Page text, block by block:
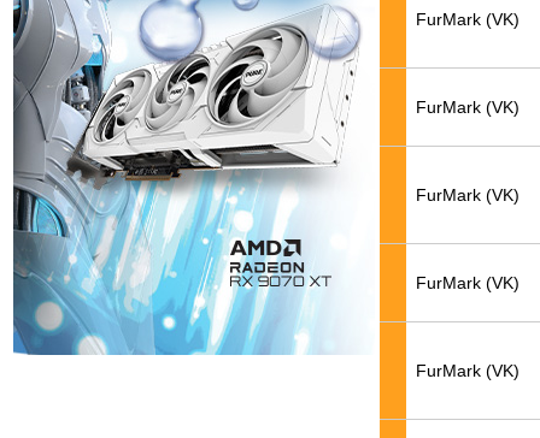
FurMark (VK)
FurMark (VK)
FurMark (VK)
FurMark (VK)
FurMark (VK)